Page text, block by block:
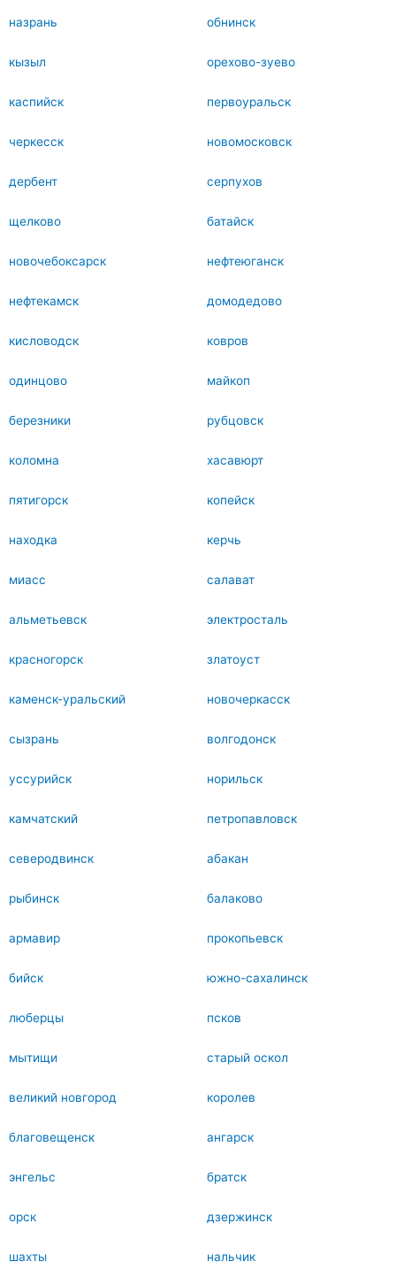
назрань обнинск
кызыл орехово-зуево
каспийск первоуральск
черкесск новомосковск
дербент серпухов
щелково батайск
новочебоксарск нефтеюганск
нефтекамск домодедово
кисловодск ковров
одинцово майкоп
березники рубцовск
коломна хасавюрт
пятигорск копейск
находка керчь
миасс салават
альметьевск электросталь
красногорск златоуст
каменск-уральский новочеркасск
сызрань волгодонск
уссурийск норильск
камчатский петропавловск
северодвинск абакан
рыбинск балаково
армавир прокопьевск
бийск южно-сахалинск
люберцы псков
мытищи старый оскол
великий новгород королев
благовещенск ангарск
энгельс братск
орск дзержинск
шахты нальчик